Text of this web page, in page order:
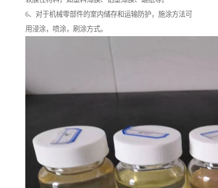
6、对于机械零部件的室内储存和运输防护，施涂方法可
用浸涂，喷涂，刷涂方式。